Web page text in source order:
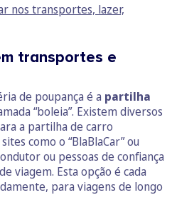
nos transportes, lazer,
transportes e
de poupança é a partilha
“boleia”. Existem diversos
a partilha de carro
como o “BlaBlaCar” ou
ou pessoas de confiança
viagem. Esta opção é cada
para viagens de longo